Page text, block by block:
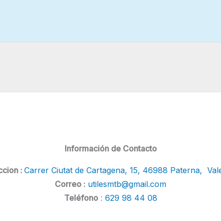
Información de Contacto
: Carrer Ciutat de Cartagena, 15, 46988 Paterna,
Correo : utilesmtb@gmail.com
Teléfono: 629 98 44 08